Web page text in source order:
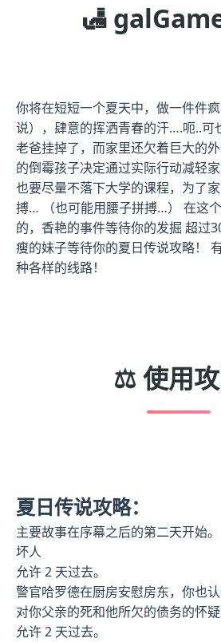
🛃
你将在短短一个夏天中，做一件件
说），肆意的挥洒青春的汗….呃..可
老爸挂掉了，而家里还欠着巨大的
的倒霉孩子决定通过实际行动减轻家
也要尽量不落下大学的课程，为了
搏… （也可能用腰子拼搏…） 在这
的，香艳的事件等待你的发掘 超过
瘦的妹子等待你的夏日传说攻略！
种各样的线路！
⚖️ 使用
夏日传说攻略：
主要故事在序幕之后的第二天开始。
坏人
允许 2 天过去。
警官哈罗德在厨房安慰房东，你也认
对你父亲的死和他所欠的债务的怀疑
允许 2 天过去。